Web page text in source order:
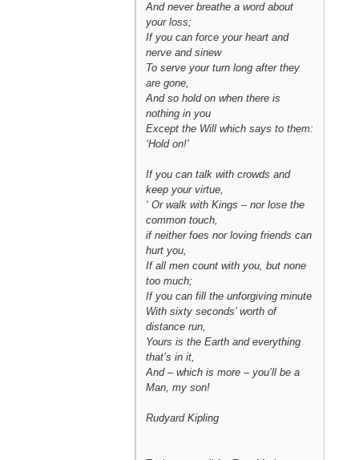
And never breathe a word about
your loss;
If you can force your heart and
nerve and sinew
To serve your turn long after they
are gone,
And so hold on when there is
nothing in you
Except the Will which says to them:
‘Hold on!’
If you can talk with crowds and
keep your virtue,
‘ Or walk with Kings – nor lose the
common touch,
if neither foes nor loving friends can
hurt you,
If all men count with you, but none
too much;
If you can fill the unforgiving minute
With sixty seconds’ worth of
distance run,
Yours is the Earth and everything
that’s in it,
And – which is more – you’ll be a
Man, my son!
Rudyard Kipling